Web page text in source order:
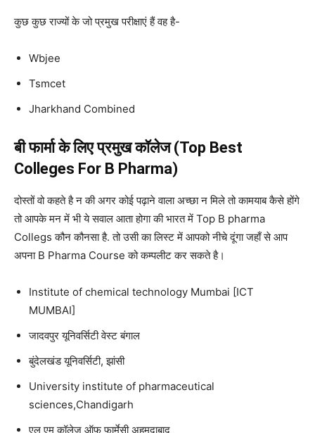
कुछ कुछ राज्यों के जो प्रमुख परीक्षाएं हैं वह है-
Wbjee
Tsmcet
Jharkhand Combined
बी फार्मा के लिए प्रमुख कॉलेज (Top Best
Colleges For B Pharma)
दोस्तों वो कहते है न की अगर कोई पढ़ाने वाला अच्छा न मिले तो कामयाब कैसे होंगे
तो आपके मन में भी ये सवाल आता होगा की भारत में Top B pharma
Collegs कौन कौनसा है. तो उसी का लिस्ट में आपको नीचे दूंगा जहाँ से आप
अपना B Pharma Course को कम्पलीट कर सकते है।
Institute of chemical technology Mumbai [ICT
MUMBAI]
जादवपुर यूनिवर्सिटी वेस्ट बंगाल
बुंदेलखंड यूनिवर्सिटी, झांसी
University institute of pharmaceutical
sciences,Chandigarh
एल एम् कॉलेज ऑफ फार्मेसी अहमदाबाद